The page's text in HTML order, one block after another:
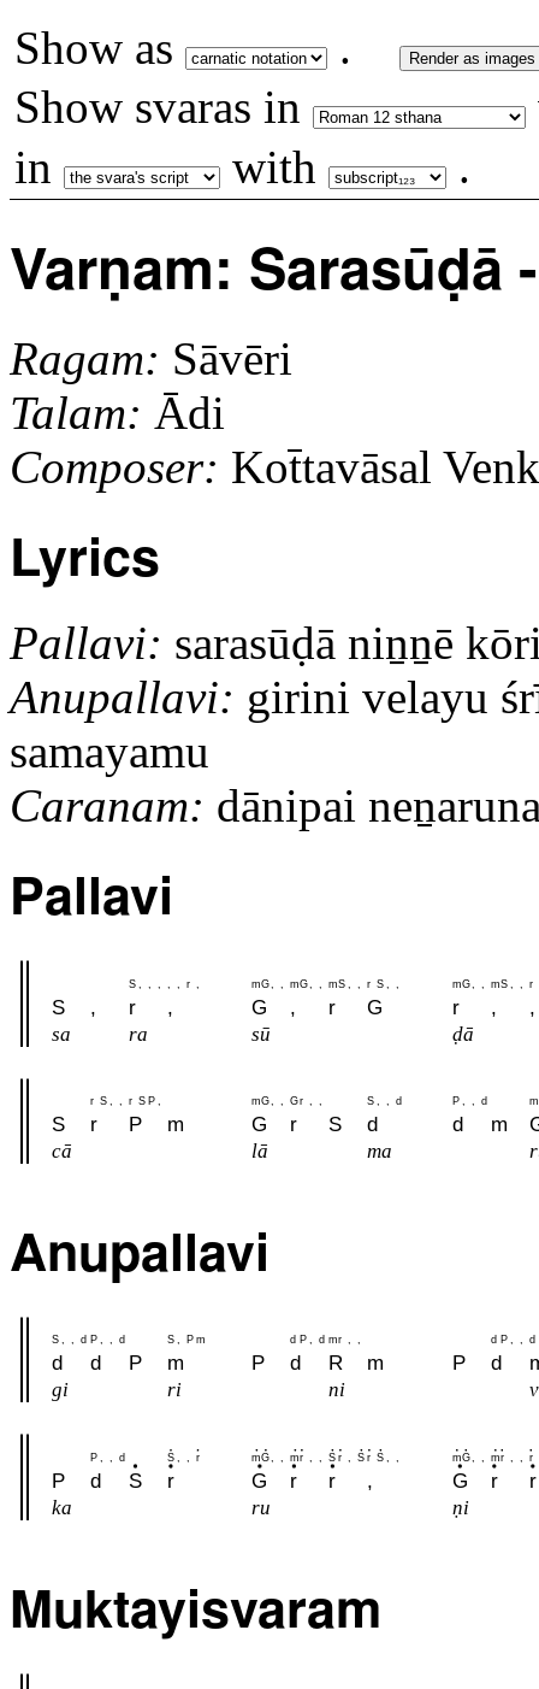
Show as . Render as images
Show svaras in
in
with .
Varṇam: Sarasūḍā
Ragam: Sāvēri
Talam: Ādi
Composer: Kot̄tavāsal
Lyrics
Pallavi: sarasūḍā niṉṉē
Anupallavi: girini velayu
samayamu
Caranam: dānipai
Pallavi
S r mG mG mS r S mG mS r
S , r , G , r G r , ,
sa ra sū ḍā
r S , , r S P , mG, , Gr , , S , , d P , , d m
S r P m G r S d d m
cā lā ma
Anupallavi
S , , d P , , d S , P m d P , d mr , , d P , , d
d d P m P d R m P d
gi ri ni
P d S r mG mr S r S r S mG mr r
P d S r G r r , G r r
ka ru ṇi
Muktayisvaram